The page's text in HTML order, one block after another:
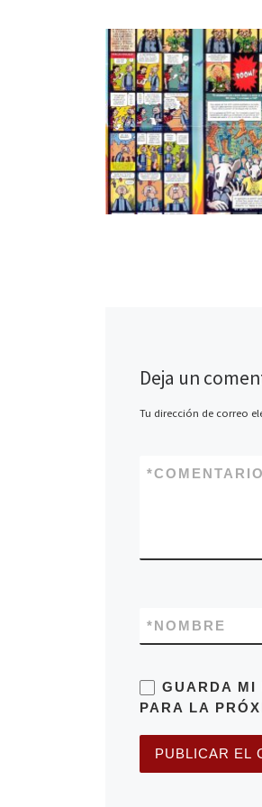
Deja un
Tu dirección de correo
COMENTARIO
*
NOMBRE
*
GUARDA MI
PARA LA